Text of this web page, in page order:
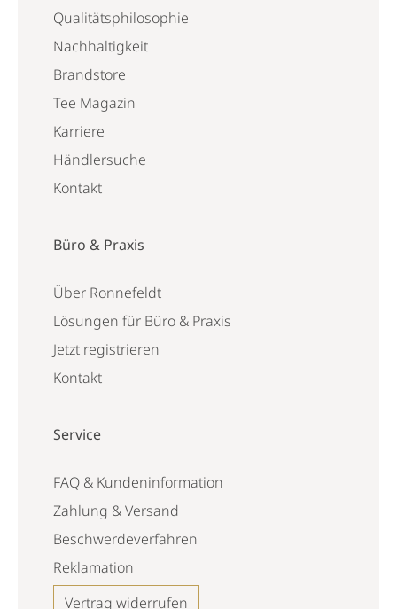
Qualitätsphilosophie
Nachhaltigkeit
Brandstore
Tee Magazin
Karriere
Händlersuche
Kontakt
Büro & Praxis
Über Ronnefeldt
Lösungen für Büro & Praxis
Jetzt registrieren
Kontakt
Service
FAQ & Kundeninformation
Zahlung & Versand
Beschwerdeverfahren
Reklamation
Vertrag widerrufen